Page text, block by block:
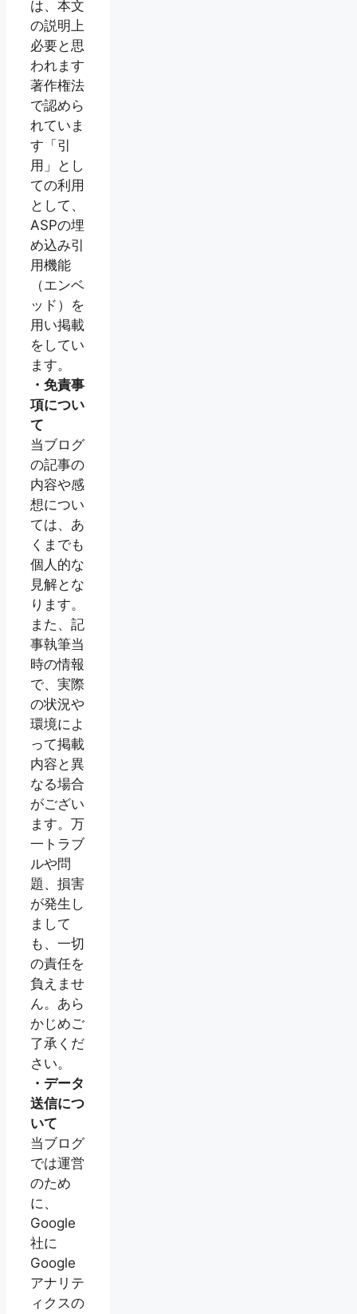
は、本文
の説明上
必要と思
われます
著作権法
で認めら
れていま
す「引
用」とし
ての利用
として、
ASPの埋
め込み引
用機能
（エンベ
ッド）を
用い掲載
をしてい
ます。
・免責事
項につい
て
当ブログ
の記事の
内容や感
想につい
ては、あ
くまでも
個人的な
見解とな
ります。
また、記
事執筆当
時の情報
で、実際
の状況や
環境によ
って掲載
内容と異
なる場合
がござい
ます。万
一トラブ
ルや問
題、損害
が発生し
まして
も、一切
の責任を
負えませ
ん。あら
かじめご
了承くだ
さい。
・データ
送信につ
いて
当ブログ
では運営
のため
に、
Google
社に
Google
アナリテ
ィクスの